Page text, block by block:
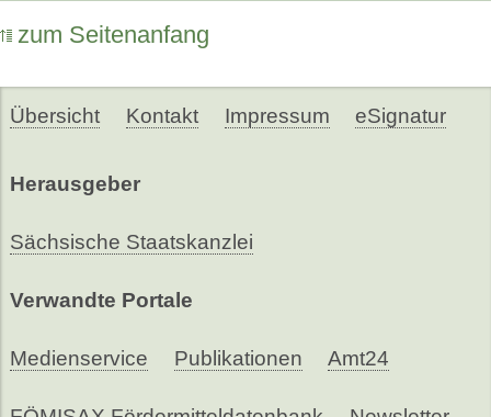
zum Seitenanfang
Übersicht Kontakt Impressum eSignatur
Herausgeber
Sächsische Staatskanzlei
Verwandte Portale
Medienservice Publikationen Amt24